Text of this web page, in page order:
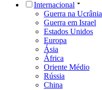
Internacional
Guerra na Ucrânia
Guerra em Israel
Estados Unidos
Europa
Ásia
África
Oriente Médio
Rússia
China